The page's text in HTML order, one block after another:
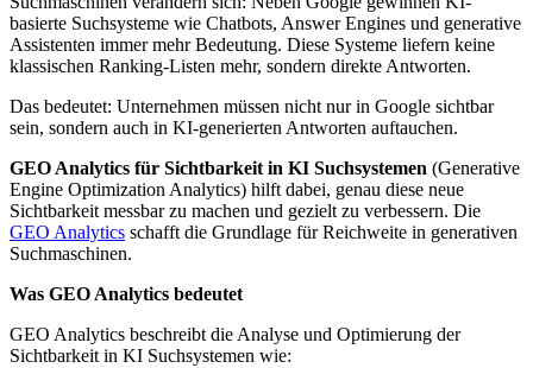
basierte Suchsysteme wie Chatbots, Answer Engines und generative
Assistenten immer mehr Bedeutung. Diese Systeme liefern keine
klassischen Ranking-Listen mehr, sondern direkte Antworten.
Das bedeutet: Unternehmen müssen nicht nur in Google sichtbar
sein, sondern auch in KI-generierten Antworten auftauchen.
GEO Analytics für Sichtbarkeit in KI Suchsystemen (Generative
Engine Optimization Analytics) hilft dabei, genau diese neue
Sichtbarkeit messbar zu machen und gezielt zu verbessern. Die
GEO Analytics schafft die Grundlage für Reichweite in generativen
Suchmaschinen.
Was GEO Analytics bedeutet
GEO Analytics beschreibt die Analyse und Optimierung der
Sichtbarkeit in KI Suchsystemen wie: